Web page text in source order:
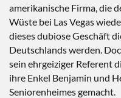
amerikanische Firma, die
Wüste bei Las Vegas
dieses dubiose Geschäft
Deutschlands werden.
sein ehrgeiziger Referent
ihre Enkel Benjamin und
Seniorenheimes gemacht.